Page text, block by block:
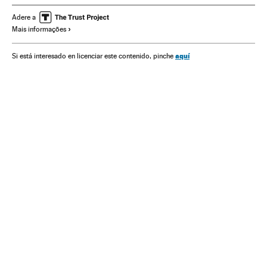
Doenças respiratórias Ministério Saúde
Europa
Economia Nacionalismo Extrema direita
Adere a
Mais informações
Si está interesado en licenciar este contenido, pinche aquí